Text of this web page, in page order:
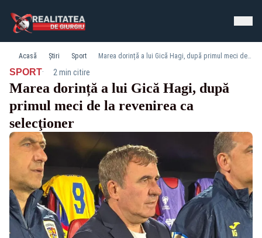
Acasă Știri Sport Marea dorință a lui Gică Hagi, după primul meci de la revenirea ca selecţioner
SPORT· 2 min citire
Marea dorință a lui Gică Hagi, după
primul meci de la revenirea ca
selecţioner